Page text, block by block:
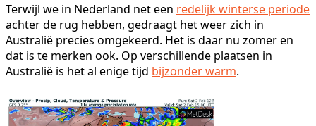
Terwijl we in Nederland net een redelijk winterse periode
achter de rug hebben, gedraagt het weer zich in
Australië precies omgekeerd. Het is daar nu zomer en
dat is te merken ook. Op verschillende plaatsen in
Australië is het al enige tijd bijzonder warm.